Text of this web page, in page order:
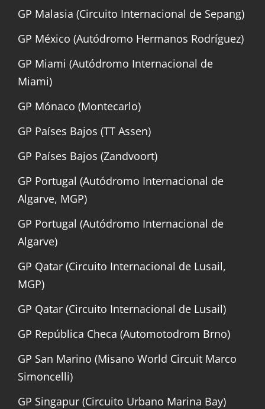
GP Malasia (Circuito Internacional de Sepang)
GP México (Autódromo Hermanos Rodríguez)
GP Miami (Autódromo Internacional de
Miami)
GP Mónaco (Montecarlo)
GP Países Bajos (TT Assen)
GP Países Bajos (Zandvoort)
GP Portugal (Autódromo Internacional de
Algarve, MGP)
GP Portugal (Autódromo Internacional de
Algarve)
GP Qatar (Circuito Internacional de Lusail,
MGP)
GP Qatar (Circuito Internacional de Lusail)
GP República Checa (Automotodrom Brno)
GP San Marino (Misano World Circuit Marco
Simoncelli)
GP Singapur (Circuito Urbano Marina Bay)